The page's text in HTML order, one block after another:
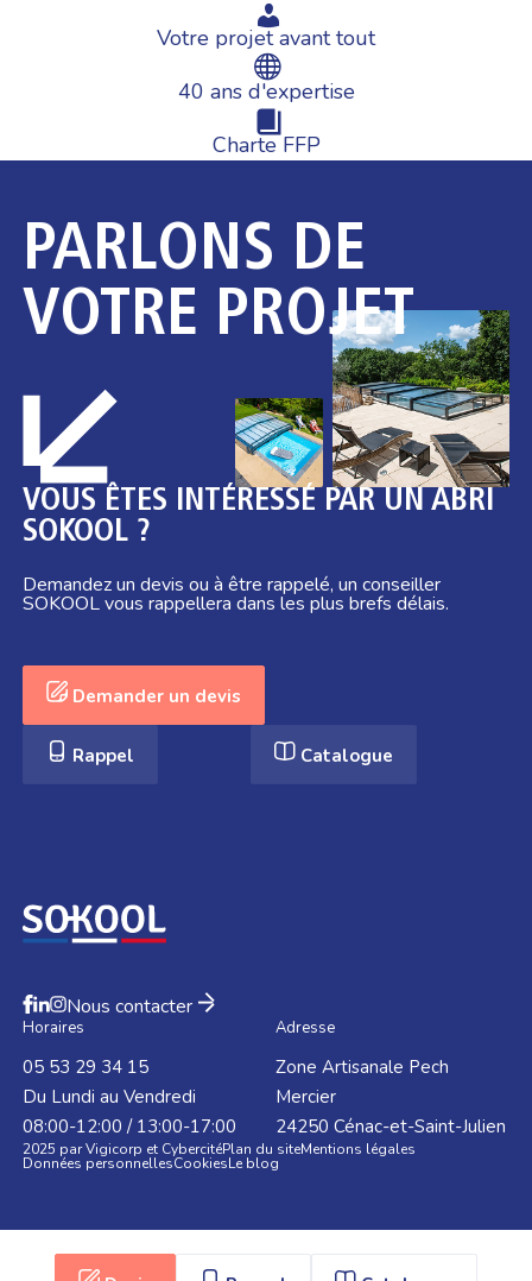
Votre projet avant tout
40 ans d'expertise
Charte FFP
PARLONS DE
VOTRE PROJET
VOUS ÊTES INTÉRESSÉ PAR UN ABRI
SOKOOL ?
Demandez un devis ou à être rappelé, un conseiller
SOKOOL vous rappellera dans les plus brefs délais.
Demander un devis
Rappel Catalogue
Nous contacter
Horaires
05 53 29 34 15
Du Lundi au Vendredi
08:00-12:00 / 13:00-17:00
Adresse
Zone Artisanale Pech
Mercier
24250 Cénac-et-Saint-Julien
2025 par Vigicorp et CybercitéPlan du siteMentions légales
Données personnellesCookiesLe blog